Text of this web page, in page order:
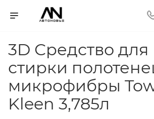
3D Средство для
стирки
микрофибры
Kleen 3,785л